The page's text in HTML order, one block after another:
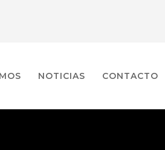
NOTICIAS CONTACTO